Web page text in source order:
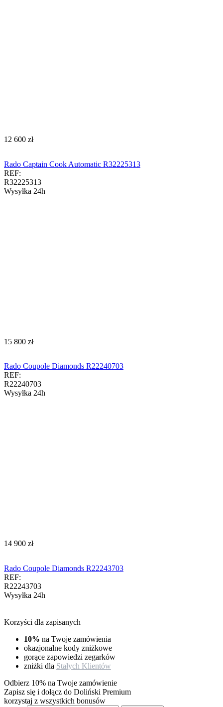
‍12 600‍ zł
Rado Captain Cook Automatic R32225313
REF:
R32225313
Wysyłka 24h
‍15 800‍ zł
Rado Coupole Diamonds R22240703
REF:
R22240703
Wysyłka 24h
‍14 900‍ zł
Rado Coupole Diamonds R22243703
REF:
R22243703
Wysyłka 24h
Korzyści dla zapisanych
10% na Twoje zamówienia
okazjonalne kody zniżkowe
gorące zapowiedzi zegarków
zniżki dla Stałych Klientów
Odbierz 10% na Twoje zamówienie
Zapisz się i dołącz do Doliński Premium
korzystaj z wszystkich bonusów